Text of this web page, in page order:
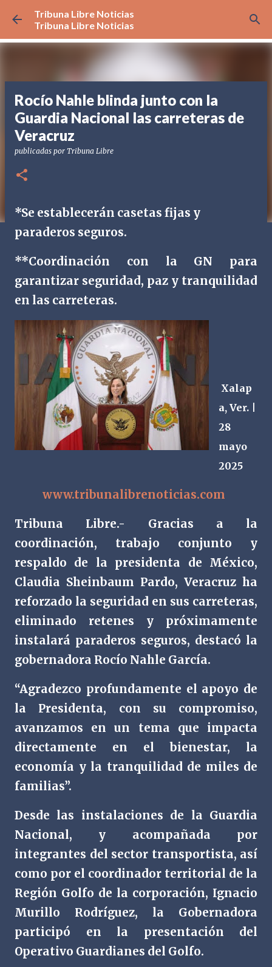
Ir al contenido principal
Tribuna Libre Noticias
Tribuna Libre Noticias
Rocío Nahle blinda junto con la
Guardia Nacional las carreteras de
Veracruz
publicadas por Tribuna Libre
*Se establecerán casetas fijas y
paraderos seguros.
**Coordinación con la GN para
garantizar seguridad, paz y tranquilidad
en las carreteras.
Xalap
a, Ver. |
28
mayo
2025
www.tribunalibrenoticias.com
Tribuna Libre.- Gracias a la
coordinación, trabajo conjunto y
respaldo de la presidenta de México,
Claudia Sheinbaum Pardo, Veracruz ha
reforzado la seguridad en sus carreteras,
eliminado retenes y próximamente
instalará paraderos seguros, destacó la
gobernadora Rocío Nahle García.
“Agradezco profundamente el apoyo de
la Presidenta, con su compromiso,
avanzamos en un tema que impacta
directamente en el bienestar, la
economía y la tranquilidad de miles de
familias”.
Desde las instalaciones de la Guardia
Nacional, y acompañada por
integrantes del sector transportista, así
como por el coordinador territorial de la
Región Golfo de la corporación, Ignacio
Murillo Rodríguez, la Gobernadora
participó en la presentación del
Operativo Guardianes del Golfo.